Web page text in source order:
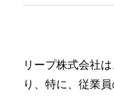
リープ株式会社
り、特に、従業